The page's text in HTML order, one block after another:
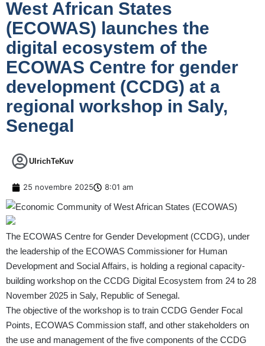
West African States
(ECOWAS) launches the
digital ecosystem of the
ECOWAS Centre for gender
development (CCDG) at a
regional workshop in Saly,
Senegal
UlrichTeKuv
25 novembre 2025 8:01 am
The ECOWAS Centre for Gender Development (CCDG), under
the leadership of the ECOWAS Commissioner for Human
Development and Social Affairs, is holding a regional capacity-
building workshop on the CCDG Digital Ecosystem from 24 to 28
November 2025 in Saly, Republic of Senegal.
The objective of the workshop is to train CCDG Gender Focal
Points, ECOWAS Commission staff, and other stakeholders on
the use and management of the five components of the CCDG